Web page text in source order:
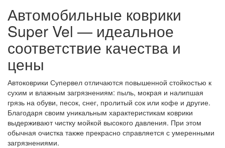
Автомобильные коврики
Super Vel — идеальное
соответствие качества и
цены
Автоковрики Супервел отличаются повышенной стойкостью к
сухим и влажным загрязнениям: пыль, мокрая и налипшая
грязь на обуви, песок, снег, пролитый сок или кофе и другие.
Благодаря своим уникальным характеристикам коврики
выдерживают чистку мойкой высокого давления. При этом
обычная очистка также прекрасно справляется с умеренными
загрязнениями.